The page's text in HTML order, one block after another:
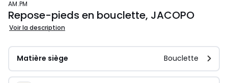
AM.PM
Repose-pieds en bouclette, JACOPO
Voir la description
Matière siège Bouclette